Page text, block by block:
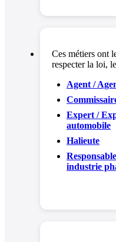
Ces métiers ont
respecter la loi,
Agent /
Expert /
automobile
Halieute
industrie